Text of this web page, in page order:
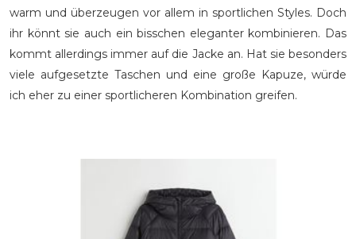
warm und überzeugen vor allem in sportlichen Styles. Doch
ihr könnt sie auch ein bisschen eleganter kombinieren. Das
kommt allerdings immer auf die Jacke an. Hat sie besonders
viele aufgesetzte Taschen und eine große Kapuze, würde
ich eher zu einer sportlicheren Kombination greifen.